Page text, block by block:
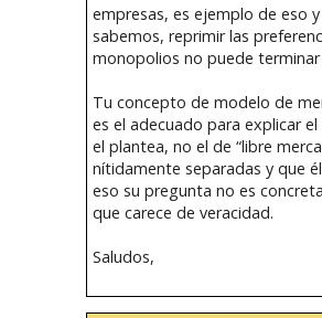
empresas, es ejemplo de eso
sabemos, reprimir las
monopolios no puede terminar
Tu concepto de modelo de
es el adecuado para explicar
el plantea, no el de “libre
nítidamente separadas y que
eso su pregunta no es
que carece de veracidad.
Saludos,